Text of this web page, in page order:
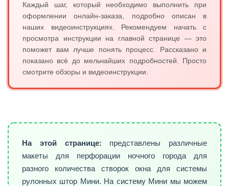
Каждый шаг, который необходимо выполнить при
оформлении онлайн-заказа, подробно описан в
наших видеоинструкциях. Рекомендуем начать с
просмотра инструкции на главной странице — это
поможет вам лучше понять процесс. Рассказано и
показано всё до мельчайших подробностей. Просто
смотрите обзоры и видеоинструкции.
На этой странице: представлены различные
макеты для перфорации ночного города для
разного количества створок окна для системы
рулонных штор Мини. На систему Мини мы можем